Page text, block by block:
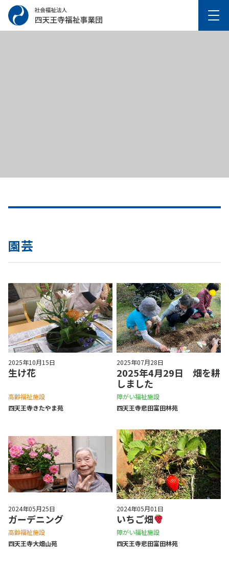
園芸
2025年10月15日
生け花
高齢福祉施設
四天王寺きたやま苑
2025年07月28日
2025年4月29日 畑を耕
しました
障がい福祉施設
四天王寺悲⽥富⽥林苑
2024年05月25日
ガーデニング
高齢福祉施設
四天王寺⼤畑⼭苑
2024年05月01日
いちご畑
障がい福祉施設
四天王寺悲⽥富⽥林苑